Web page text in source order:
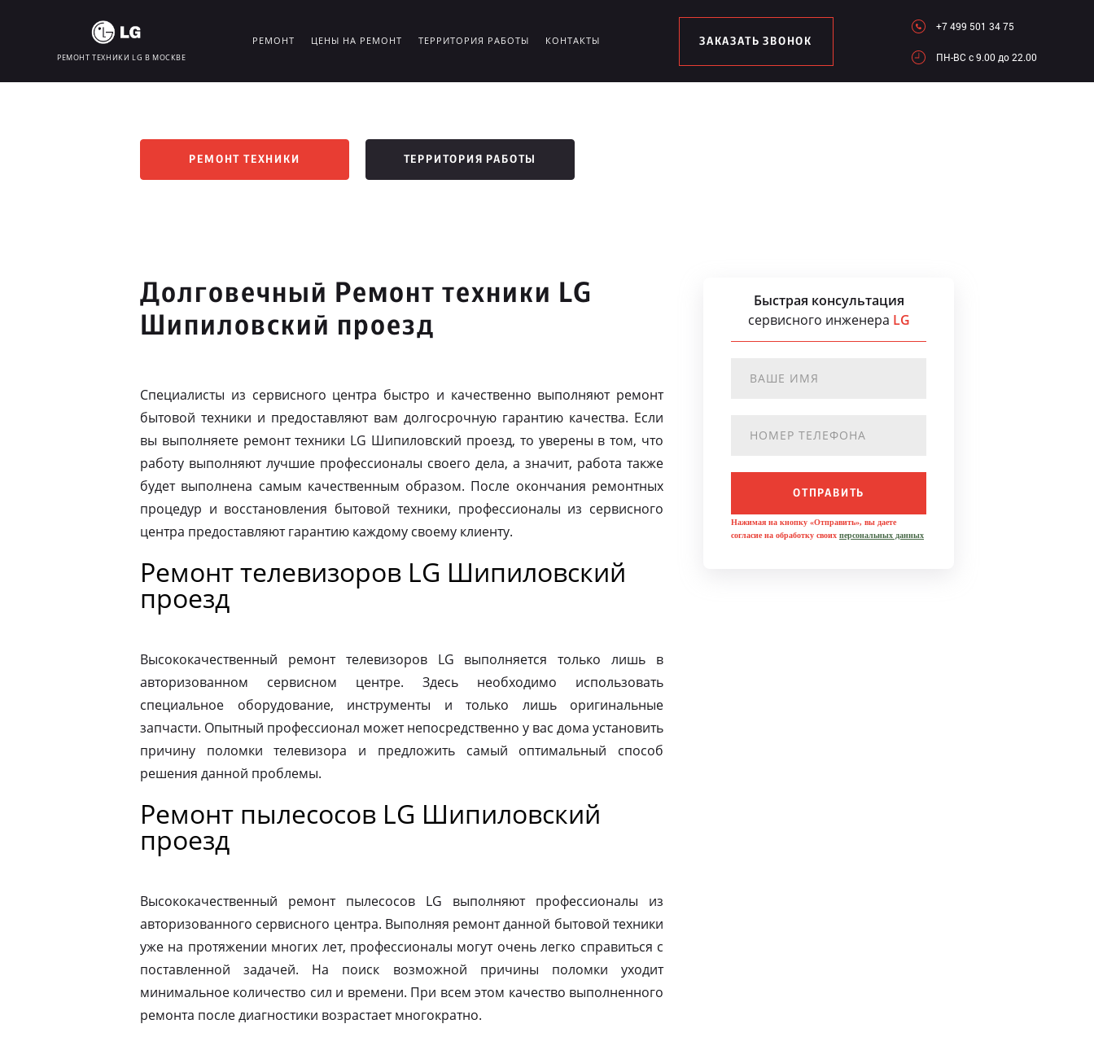
РЕМОНТ ТЕХНИКИ LG В МОСКВЕ
РЕМОНТ ЦЕНЫ НА РЕМОНТ ТЕРРИТОРИЯ РАБОТЫ КОНТАКТЫ ЗАКАЗАТЬ ЗВОНОК
+7 499 501 34 75
ПН-ВC c 9.00 до 22.00
РЕМОНТ ТЕХНИКИ ТЕРРИТОРИЯ РАБОТЫ
Долговечный Ремонт техники LG
Шипиловский проезд
Специалисты из сервисного центра быстро и качественно выполняют ремонт
бытовой техники и предоставляют вам долгосрочную гарантию качества. Если
вы выполняете ремонт техники LG Шипиловский проезд, то уверены в том, что
работу выполняют лучшие профессионалы своего дела, а значит, работа также
будет выполнена самым качественным образом. После окончания ремонтных
процедур и восстановления бытовой техники, профессионалы из сервисного
центра предоставляют гарантию каждому своему клиенту.
Ремонт телевизоров LG Шипиловский
проезд
Высококачественный ремонт телевизоров LG выполняется только лишь в
авторизованном сервисном центре. Здесь необходимо использовать
специальное оборудование, инструменты и только лишь оригинальные
запчасти. Опытный профессионал может непосредственно у вас дома установить
причину поломки телевизора и предложить самый оптимальный способ
решения данной проблемы.
Ремонт пылесосов LG Шипиловский
проезд
Высококачественный ремонт пылесосов LG выполняют профессионалы из
авторизованного сервисного центра. Выполняя ремонт данной бытовой техники
уже на протяжении многих лет, профессионалы могут очень легко справиться с
поставленной задачей. На поиск возможной причины поломки уходит
минимальное количество сил и времени. При всем этом качество выполненного
ремонта после диагностики возрастает многократно.
Быстрая консультация
сервисного инженера LG
ОТПРАВИТЬ
Нажимая на кнопку «Отправить», вы даете
согласие на обработку своих персональных данных